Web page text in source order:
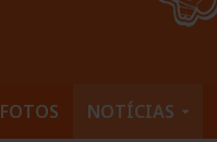
FOTOS NOTÍCIAS